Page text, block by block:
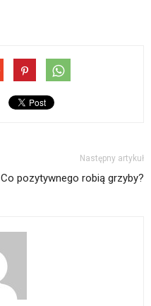
Następny artykuł
Co pozytywnego robią grzyby?